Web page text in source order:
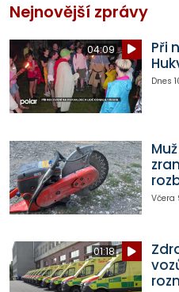
Nejnovější zprávy
04:09
Při
Dnes
Včera
01:18